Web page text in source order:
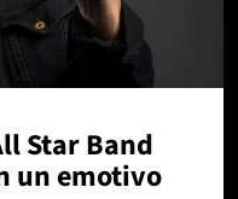
Star Band
un emotivo